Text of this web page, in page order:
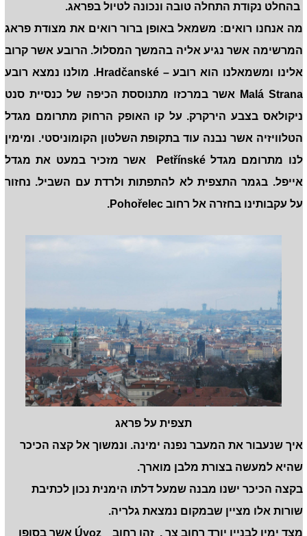
בהחלט נקודת התחלה טובה ונכונה לטיול בפראג.
מה אנחנו רואים: משמאל באופן ברור רואים את מצודת פראג
המרשימה אשר נגיע אליה בהמשך המסלול. הרובע אשר קרוב
אלינו ומשמאלנו הוא רובע – Hradčanské. מולנו נמצא רובע
Malá Strana אשר במרכזו מתנוססת הכיפה של כנסיית סנט
ניקולאס בצבע הירקרק. על קו האופק הרחוק מתרומם מגדל
הטלוויזיה אשר נבנה עוד בתקופת השלטון הקומוניסטי. ומימין
לנו מתרומם מגדל Petřínské אשר מזכיר במעט את מגדל
אייפל. בגמר התצפית לא להתפתות ולרדת עם השביל. נחזור
על עקבותינו בחזרה אל רחוב Pohořelec.
תצפית על פראג
איך שנעבור את המעבר נפנה ימינה. ונמשוך אל קצה הכיכר
שהיא למעשה בצורת מלבן מוארך.
בקצה הכיכר ישנו מבנה שמעל דלתו הימנית נכון לכתיבת
שורות אלו מציין שבמקום נמצאת גלריה.
מצד ימין לבניין יורד רחוב צר . זהו רחוב Úvoz אשר בסופו